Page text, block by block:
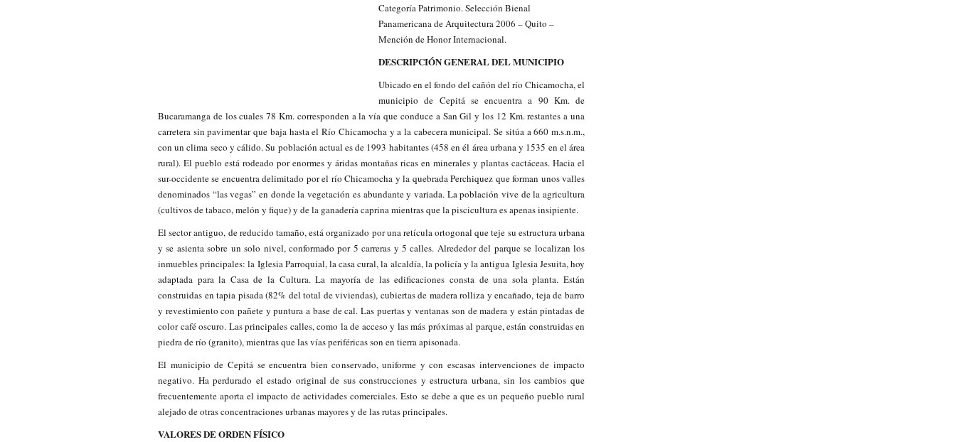
Categoría Patrimonio. Selección Bienal
Panamericana de Arquitectura 2006 – Quito –
Mención de Honor Internacional.
DESCRIPCIÓN GENERAL DEL MUNICIPIO
Ubicado en el fondo del cañón del río Chicamocha, el
municipio de Cepitá se encuentra a 90 Km. de
Bucaramanga de los cuales 78 Km. corresponden a la vía que conduce a San Gil y los 12 Km. restantes a una
carretera sin pavimentar que baja hasta el Río Chicamocha y a la cabecera municipal. Se sitúa a 660 m.s.n.m.,
con un clima seco y cálido. Su población actual es de 1993 habitantes (458 en él área urbana y 1535 en el área
rural). El pueblo está rodeado por enormes y áridas montañas ricas en minerales y plantas cactáceas. Hacia el
sur-occidente se encuentra delimitado por el río Chicamocha y la quebrada Perchiquez que forman unos valles
denominados “las vegas” en donde la vegetación es abundante y variada. La población vive de la agricultura
(cultivos de tabaco, melón y fique) y de la ganadería caprina mientras que la piscicultura es apenas insipiente.
El sector antiguo, de reducido tamaño, está organizado por una retícula ortogonal que teje su estructura urbana
y se asienta sobre un solo nivel, conformado por 5 carreras y 5 calles. Alrededor del parque se localizan los
inmuebles principales: la Iglesia Parroquial, la casa cural, la alcaldía, la policía y la antigua Iglesia Jesuita, hoy
adaptada para la Casa de la Cultura. La mayoría de las edificaciones consta de una sola planta. Están
construidas en tapia pisada (82% del total de viviendas), cubiertas de madera rolliza y encañado, teja de barro
y revestimiento con pañete y puntura a base de cal. Las puertas y ventanas son de madera y están pintadas de
color café oscuro. Las principales calles, como la de acceso y las más próximas al parque, están construidas en
piedra de río (granito), mientras que las vías periféricas son en tierra apisonada.
El municipio de Cepitá se encuentra bien conservado, uniforme y con escasas intervenciones de impacto
negativo. Ha perdurado el estado original de sus construcciones y estructura urbana, sin los cambios que
frecuentemente aporta el impacto de actividades comerciales. Esto se debe a que es un pequeño pueblo rural
alejado de otras concentraciones urbanas mayores y de las rutas principales.
VALORES DE ORDEN FÍSICO